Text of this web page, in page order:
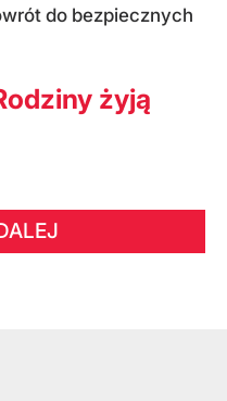
do bezpiecznych
żyją